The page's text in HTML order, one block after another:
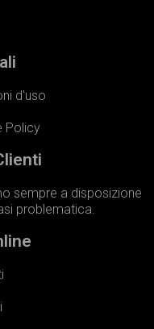
d'uso
Policy
sempre a disposizione
problematica.